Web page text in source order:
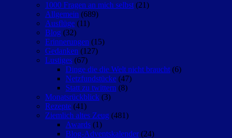
1000 Fragen an mich selbst (21)
Allgemein (689)
Ausflüge (11)
Blog (32)
Erinnerungen (15)
Gedanken (127)
Lustiges (67)
Dinge die die Welt nicht braucht (6)
Netzfundstücke (47)
Statt zu twittern (8)
Monatsrückblick (3)
Rezepte (41)
Ziemlich altes Zeug (481)
Awards (1)
Blog-Adventskalender (24)